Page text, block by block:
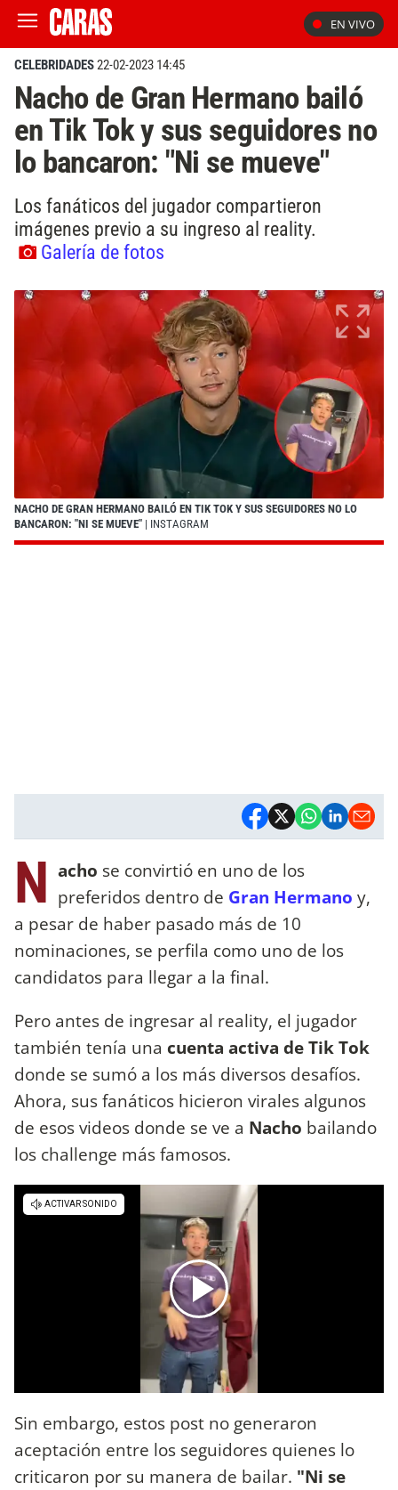
EN VIVO
CELEBRIDADES22-02-2023 14:45
Nacho de Gran Hermano bailó
en Tik Tok y sus seguidores no
lo bancaron: "Ni se mueve"
Los fanáticos del jugador compartieron
imágenes previo a su ingreso al reality.
Galería de fotos
NACHO DE GRAN HERMANO BAILÓ EN TIK TOK Y SUS SEGUIDORES NO LO
BANCARON: "NI SE MUEVE" | INSTAGRAM
N acho se convirtió en uno de los
preferidos dentro de Gran Hermano y,
a pesar de haber pasado más de 10
nominaciones, se perfila como uno de los
candidatos para llegar a la final.
Pero antes de ingresar al reality, el jugador
también tenía una cuenta activa de Tik Tok
donde se sumó a los más diversos desafíos.
Ahora, sus fanáticos hicieron virales algunos
de esos videos donde se ve a Nacho bailando
los challenge más famosos.
Sin embargo, estos post no generaron
aceptación entre los seguidores quienes lo
criticaron por su manera de bailar. "Ni se